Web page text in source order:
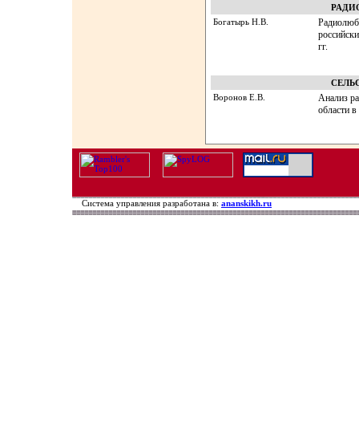
Богатырь Н.В.
гг.
Воронов Е.В.
Анализ
области в
Система управления разработана в: ananskikh.ru